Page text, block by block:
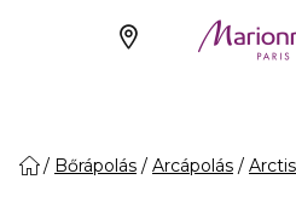
Bőrápolás Arcápolás